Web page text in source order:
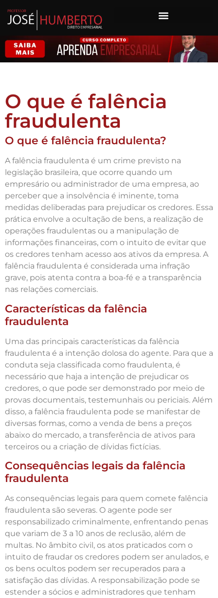
O que é falência
fraudulenta
O que é falência fraudulenta?
A falência fraudulenta é um crime previsto na
legislação brasileira, que ocorre quando um
empresário ou administrador de uma empresa, ao
perceber que a insolvência é iminente, toma
medidas deliberadas para prejudicar os credores. Essa
prática envolve a ocultação de bens, a realização de
operações fraudulentas ou a manipulação de
informações financeiras, com o intuito de evitar que
os credores tenham acesso aos ativos da empresa. A
falência fraudulenta é considerada uma infração
grave, pois atenta contra a boa-fé e a transparência
nas relações comerciais.
Características da falência
fraudulenta
Uma das principais características da falência
fraudulenta é a intenção dolosa do agente. Para que a
conduta seja classificada como fraudulenta, é
necessário que haja a intenção de prejudicar os
credores, o que pode ser demonstrado por meio de
provas documentais, testemunhais ou periciais. Além
disso, a falência fraudulenta pode se manifestar de
diversas formas, como a venda de bens a preços
abaixo do mercado, a transferência de ativos para
terceiros ou a criação de dívidas fictícias.
Consequências legais da falência
fraudulenta
As consequências legais para quem comete falência
fraudulenta são severas. O agente pode ser
responsabilizado criminalmente, enfrentando penas
que variam de 3 a 10 anos de reclusão, além de
multas. No âmbito civil, os atos praticados com o
intuito de fraudar os credores podem ser anulados, e
os bens ocultos podem ser recuperados para a
satisfação das dívidas. A responsabilização pode se
estender a sócios e administradores que tenham